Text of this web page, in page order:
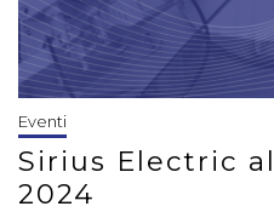
Eventi
Sirius Electric
2024